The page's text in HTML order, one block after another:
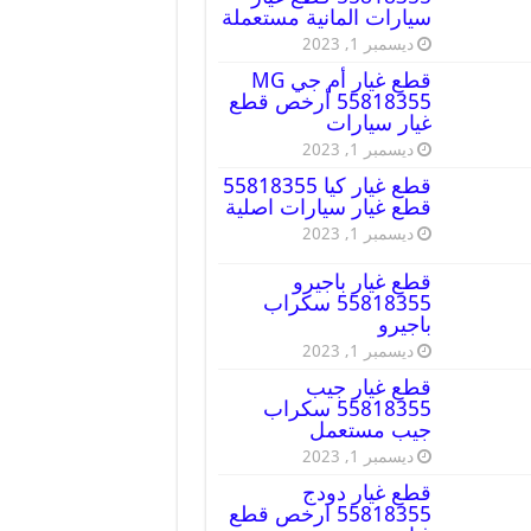
سيارات المانية مستعملة
ديسمبر 1, 2023
قطع غيار أم جي MG
55818355 أرخص قطع
غيار سيارات
ديسمبر 1, 2023
قطع غيار كيا 55818355
قطع غيار سيارات اصلية
ديسمبر 1, 2023
قطع غيار باجيرو
55818355 سكراب
باجيرو
ديسمبر 1, 2023
قطع غيار جيب
55818355 سكراب
جيب مستعمل
ديسمبر 1, 2023
قطع غيار دودج
55818355 ارخص قطع